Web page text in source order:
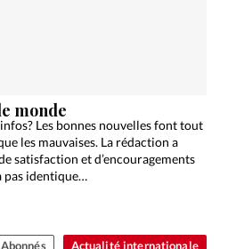
Actualité internationale
monde
Les bonnes nouvelles font tout
les mauvaises. La rédaction a
satisfaction et d’encouragements
pas identique…
Abonnés